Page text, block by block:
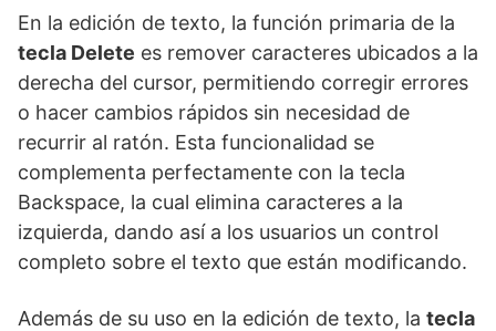
En la edición de texto, la función primaria de la
tecla Delete es remover caracteres ubicados a la
derecha del cursor, permitiendo corregir errores
o hacer cambios rápidos sin necesidad de
recurrir al ratón. Esta funcionalidad se
complementa perfectamente con la tecla
Backspace, la cual elimina caracteres a la
izquierda, dando así a los usuarios un control
completo sobre el texto que están modificando.
Además de su uso en la edición de texto, la tecla